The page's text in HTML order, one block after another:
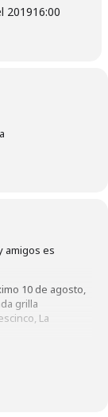
201916:00
amigos es
10 de agosto,
grilla
La
day/